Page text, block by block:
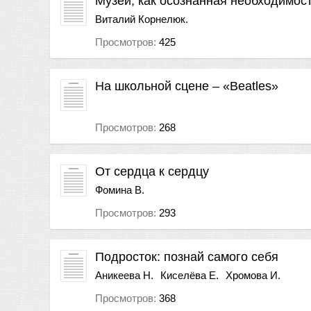
Виталий Корнелюк.
Просмотров: 425
На школьной сцене – «Beatles»
Просмотров: 268
От сердца к сердцу
Фомина В.
Просмотров: 293
Подросток: познай самого себя
Аникеева Н. Киселёва Е.
Хромова И.
Просмотров: 368